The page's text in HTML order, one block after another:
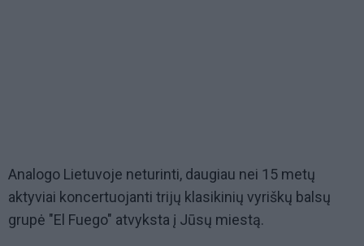
Analogo Lietuvoje neturinti, daugiau nei 15 metų
aktyviai koncertuojanti trijų klasikinių vyriškų balsų
grupė "El Fuego" atvyksta į Jūsų miestą.